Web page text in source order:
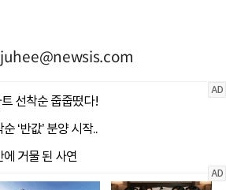
juhee@newsis.com